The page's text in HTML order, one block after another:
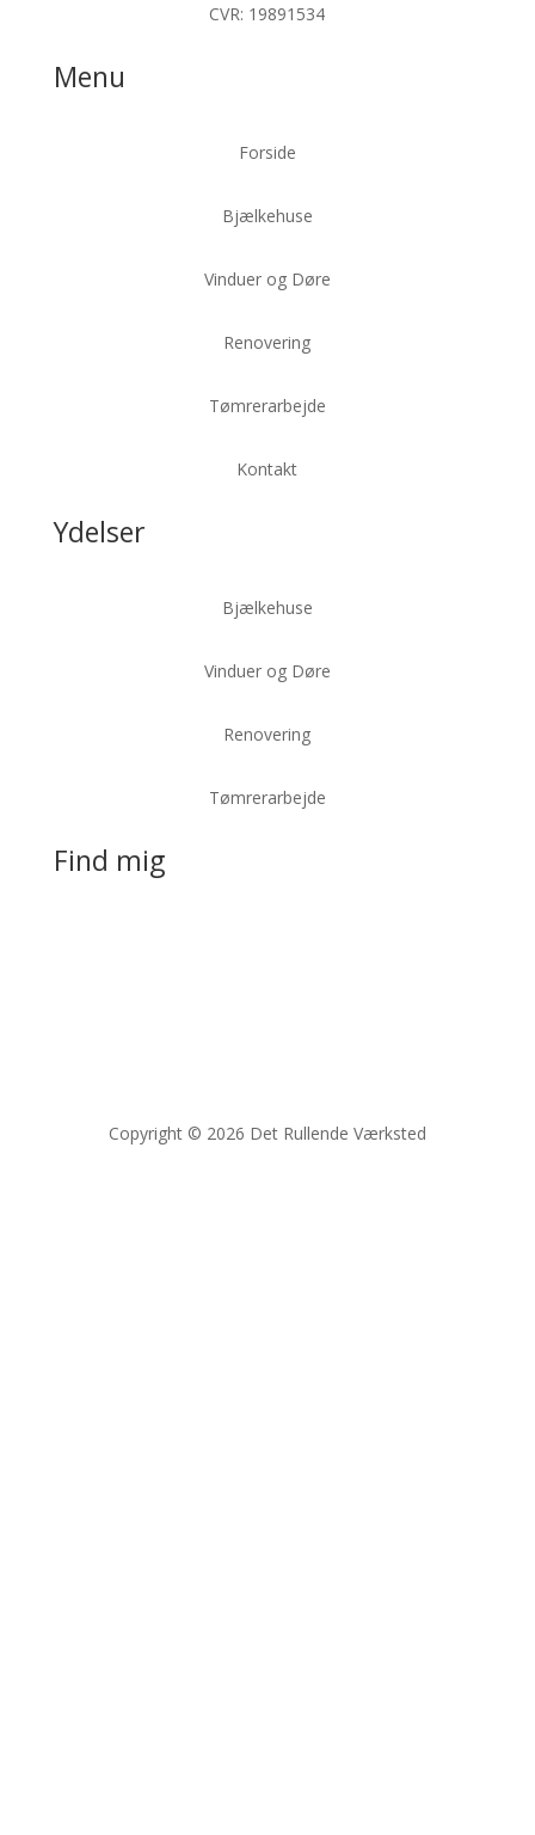
CVR: 19891534
Menu
Forside
Bjælkehuse
Vinduer og Døre
Renovering
Tømrerarbejde
Kontakt
Ydelser
Bjælkehuse
Vinduer og Døre
Renovering
Tømrerarbejde
Find mig
Copyright © 2026 Det Rullende Værksted